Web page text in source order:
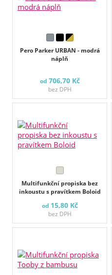
Pero Parker URBAN - modrá
náplň
od 706,70 Kč
bez DPH
Multifunkční propiska bez
inkoustu s pravítkem Boloid
od 15,80 Kč
bez DPH